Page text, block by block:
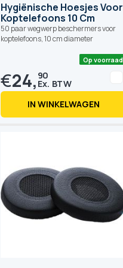
Hygiënische Hoesjes Voor
Koptelefoons 10 Cm
50 paar wegwerp beschermers voor
koptelefoons, 10 cm diameter
€24, 90
IN WINKELWAGEN